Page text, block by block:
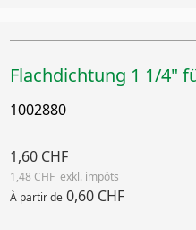
Flachdichtung 1 1/4"
1002880
1,60 CHF
1,48 CHF
À partir de 0,60 CHF